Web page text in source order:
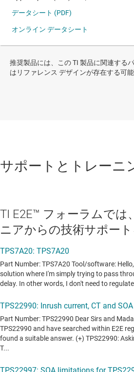
推奨製品には、この TI 製品に関連する
はリファレンス デザインが存在する可能
サポートとトレーニ
TI E2E™ フォーラムでは
ニアからの技術サポー